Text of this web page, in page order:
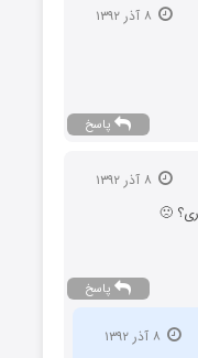
پاسخ
پاسخ